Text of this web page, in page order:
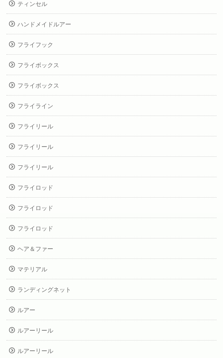
ティンセル
ハンドメイドルアー
フライフック
フライボックス
フライボックス
フライライン
フライリール
フライリール
フライリール
フライロッド
フライロッド
フライロッド
ヘア＆ファー
マテリアル
ランディングネット
ルアー
ルアーリール
ルアーリール